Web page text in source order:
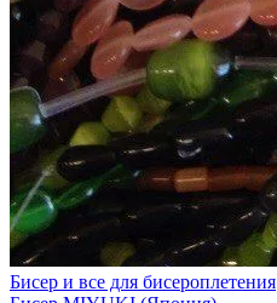
Бисер и все для бисероплетения